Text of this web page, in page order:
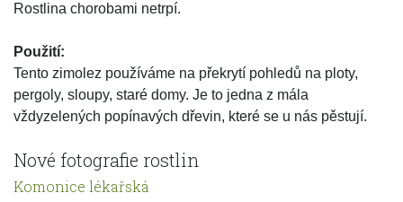
Rostlina chorobami netrpí.
Použití:
Tento zimolez používáme na překrytí pohledů na ploty,
pergoly, sloupy, staré domy. Je to jedna z mála
vždyzelených popínavých dřevin, které se u nás pěstují.
Nové fotografie rostlin
Komonice lékařská